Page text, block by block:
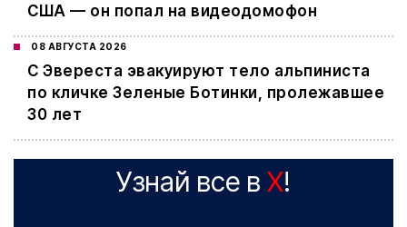
США — он попал на видеодомофон
08 АВГУСТА 2026
С Эвереста эвакуируют тело альпиниста
по кличке Зеленые Ботинки, пролежавшее
30 лет
Узнай все в X!